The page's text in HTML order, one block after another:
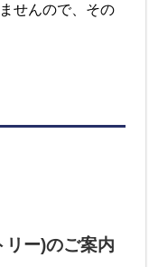
せんので、その
ー)のご案内